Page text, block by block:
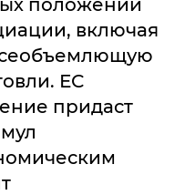
положений
включая
ЕС
придаст